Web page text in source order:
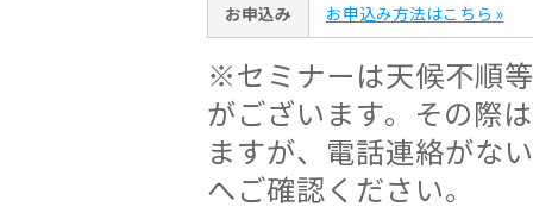
お申込み
お申込み方法はこちら »
※セミナーは天候不順
がございます。その際
ますが、電話連絡がな
へご確認ください。